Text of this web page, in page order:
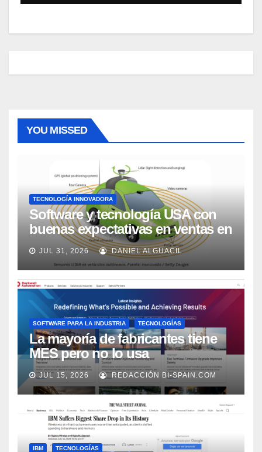
YOU MISSED
TECNOLOGÍA INNOVADORA
Software y tecnología USA con
buenas expectativas en ventas en
los próximos 2 años, según
Market Watch
JUL 31, 2026 DANIEL ALGUACIL
SOFTWARE PARA LA INDUSTRIA TECNOLOGÍAS
La mayoría de fabricantes tiene
MES pero no lo usa
adecuadamente, según Rockwell
Automation
JUL 15, 2026 REDACCIÓN BI-SPAIN.COM
IBM TECNOLOGÍAS